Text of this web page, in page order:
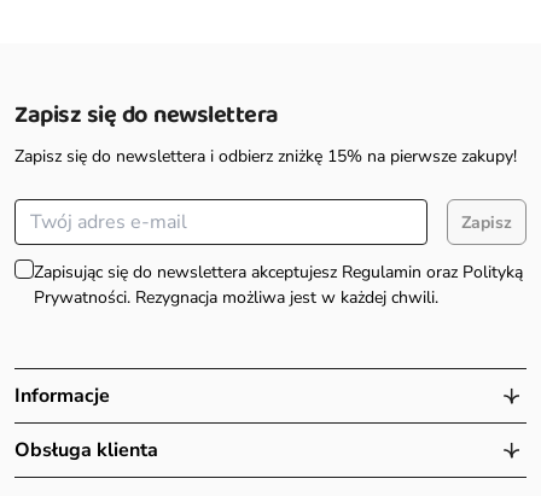
Zapisz się do newslettera
Zapisz się do newslettera i odbierz zniżkę 15% na pierwsze zakupy!
Zapisz
Zapisując się do newslettera akceptujesz Regulamin oraz Polityką
Prywatności. Rezygnacja możliwa jest w każdej chwili.
Informacje
Obsługa klienta